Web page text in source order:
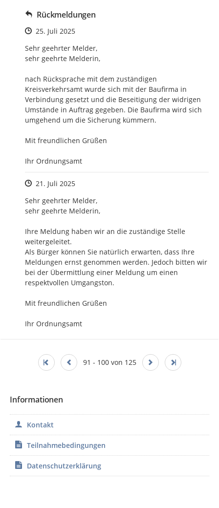
Rückmeldungen
Zeitpunkt des Erstellens
25. Juli 2025
Sehr geehrter Melder,
sehr geehrte Melderin,
nach Rücksprache mit dem zuständigen
Kreisverkehrsamt wurde sich mit der Baufirma in
Verbindung gesetzt und die Beseitigung der widrigen
Umstände in Auftrag gegeben. Die Baufirma wird sich
umgehend um die Sicherung kümmern.
Mit freundlichen Grüßen
Ihr Ordnungsamt
Zeitpunkt des Erstellens
21. Juli 2025
Sehr geehrter Melder,
sehr geehrte Melderin,
Ihre Meldung haben wir an die zuständige Stelle
weitergeleitet.
Als Bürger können Sie natürlich erwarten, dass Ihre
Meldungen ernst genommen werden. Jedoch bitten wir
bei der Übermittlung einer Meldung um einen
respektvollen Umgangston.
Mit freundlichen Grüßen
Ihr Ordnungsamt
91 - 100 von 125
Informationen
Kontakt
Teilnahmebedingungen
Datenschutzerklärung